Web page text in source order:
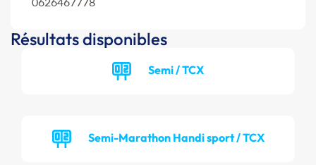
Résultats disponibles
Semi / TCX
Semi-Marathon Handi sport / TCX